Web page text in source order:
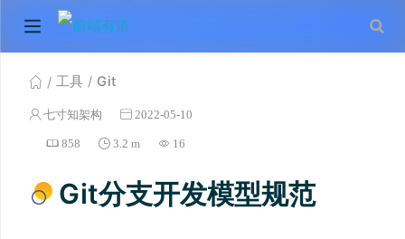
工具 Git
七寸知架构 2022-05-10
858 3.2 m 16
Git分支开发模型规范